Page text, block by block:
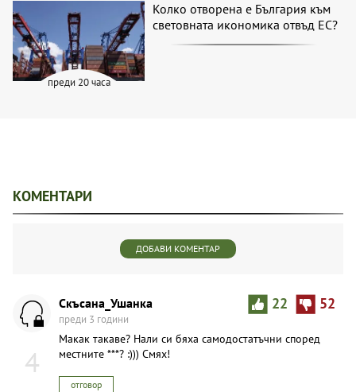
преди 20 часа
Колко отворена е България към
световната икономика отвъд ЕС?
КОМЕНТАРИ
ДОБАВИ КОМЕНТАР
4
22 52
Скъсана_Ушанка
преди 3 години
Макaк такаве? Нали си бяха самодостатъчни според
местните ***? :))) Смях!
отговор